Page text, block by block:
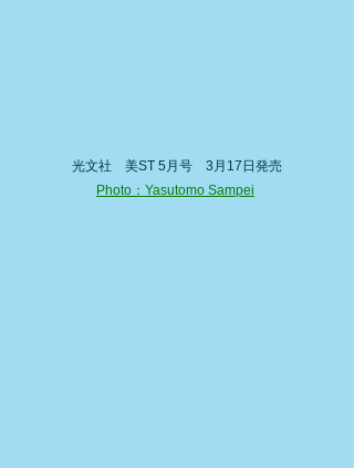
光文社　美ST 5月号　3月17日発売
Photo：Yasutomo Sampei